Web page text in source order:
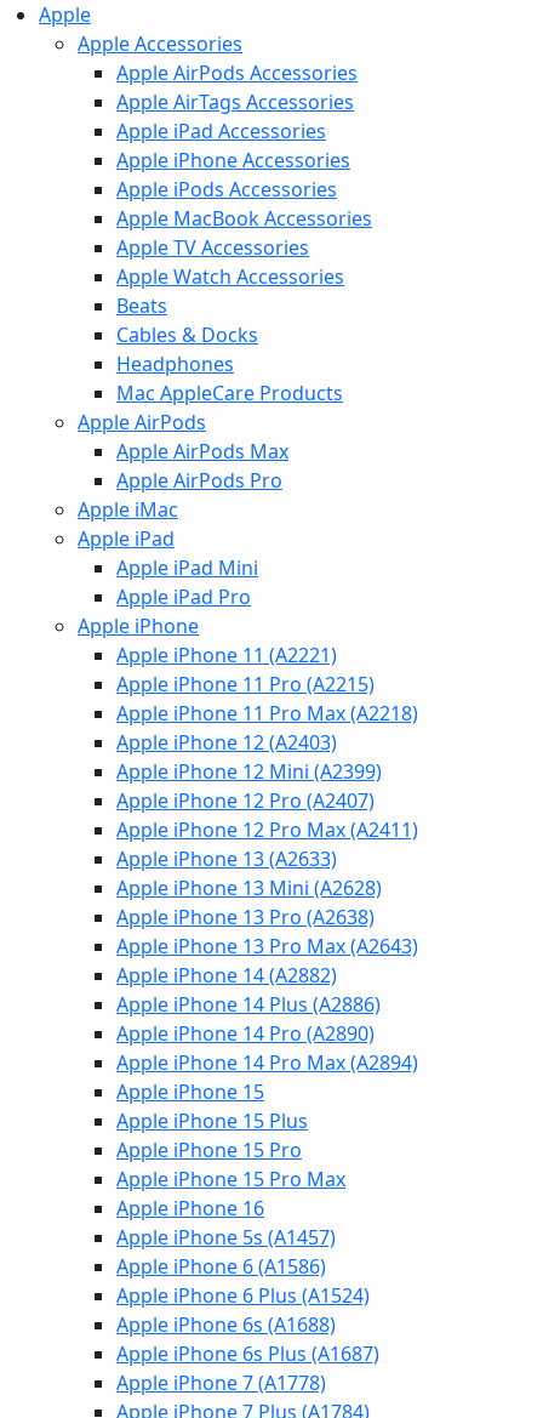
Apple
Apple Accessories
Apple AirPods Accessories
Apple AirTags Accessories
Apple iPad Accessories
Apple iPhone Accessories
Apple iPods Accessories
Apple MacBook Accessories
Apple TV Accessories
Apple Watch Accessories
Beats
Cables & Docks
Headphones
Mac AppleCare Products
Apple AirPods
Apple AirPods Max
Apple AirPods Pro
Apple iMac
Apple iPad
Apple iPad Mini
Apple iPad Pro
Apple iPhone
Apple iPhone 11 (A2221)
Apple iPhone 11 Pro (A2215)
Apple iPhone 11 Pro Max (A2218)
Apple iPhone 12 (A2403)
Apple iPhone 12 Mini (A2399)
Apple iPhone 12 Pro (A2407)
Apple iPhone 12 Pro Max (A2411)
Apple iPhone 13 (A2633)
Apple iPhone 13 Mini (A2628)
Apple iPhone 13 Pro (A2638)
Apple iPhone 13 Pro Max (A2643)
Apple iPhone 14 (A2882)
Apple iPhone 14 Plus (A2886)
Apple iPhone 14 Pro (A2890)
Apple iPhone 14 Pro Max (A2894)
Apple iPhone 15
Apple iPhone 15 Plus
Apple iPhone 15 Pro
Apple iPhone 15 Pro Max
Apple iPhone 16
Apple iPhone 5s (A1457)
Apple iPhone 6 (A1586)
Apple iPhone 6 Plus (A1524)
Apple iPhone 6s (A1688)
Apple iPhone 6s Plus (A1687)
Apple iPhone 7 (A1778)
Apple iPhone 7 Plus (A1784)